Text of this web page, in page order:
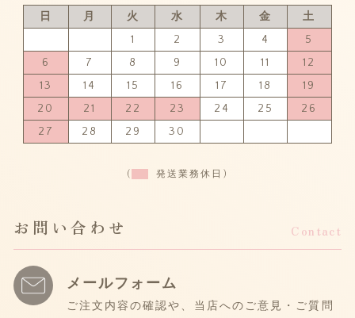
日 月 火 水 木 金
土
1
2 3 4
5
6
7 8 9 10 11
12
13
14 15 16 17 18
19
20
21 22 23 24 25
26
27
28 29 30
( 発送業務休日)
お問い合わせ Contact
メールフォーム
ご注文内容の確認や、当店へのご意見・ご質問